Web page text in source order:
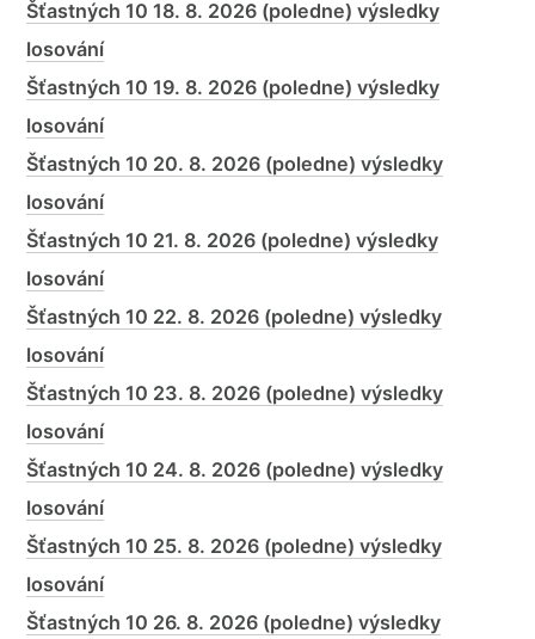
Šťastných 10 18. 8. 2026 (poledne) výsledky
losování
Šťastných 10 19. 8. 2026 (poledne) výsledky
losování
Šťastných 10 20. 8. 2026 (poledne) výsledky
losování
Šťastných 10 21. 8. 2026 (poledne) výsledky
losování
Šťastných 10 22. 8. 2026 (poledne) výsledky
losování
Šťastných 10 23. 8. 2026 (poledne) výsledky
losování
Šťastných 10 24. 8. 2026 (poledne) výsledky
losování
Šťastných 10 25. 8. 2026 (poledne) výsledky
losování
Šťastných 10 26. 8. 2026 (poledne) výsledky